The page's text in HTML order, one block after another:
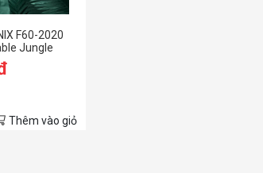
F60-2020
Jungle
Thêm vào giỏ